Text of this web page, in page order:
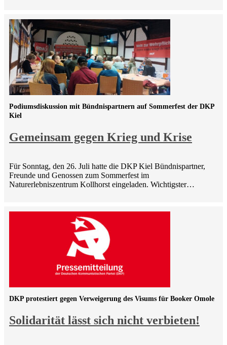
Gemeinsam gegen Krieg und Krise
Podiumsdiskussion mit Bündnispartnern auf Sommerfest der DKP
Kiel
Für Sonntag, den 26. Juli hatte die DKP Kiel Bündnispartner,
Freunde und Genossen zum Sommerfest im
Naturerlebniszentrum Kollhorst eingeladen. Wichtigster…
Solidarität lässt sich nicht verbieten!
DKP protestiert gegen Verweigerung des Visums für Booker Omole